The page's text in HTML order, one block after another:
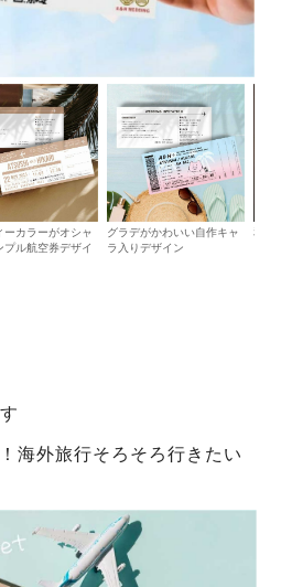
ーカラーがオシャ
プル航空券デザイ
グラデがかわいい自作キャ
ラ入りデザイン
和婚
海外旅行そろそろ行きたい